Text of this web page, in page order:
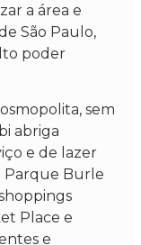
a área e
São Paulo,
poder
sem
abriga
e de lazer
Parque Burle
Place e
e